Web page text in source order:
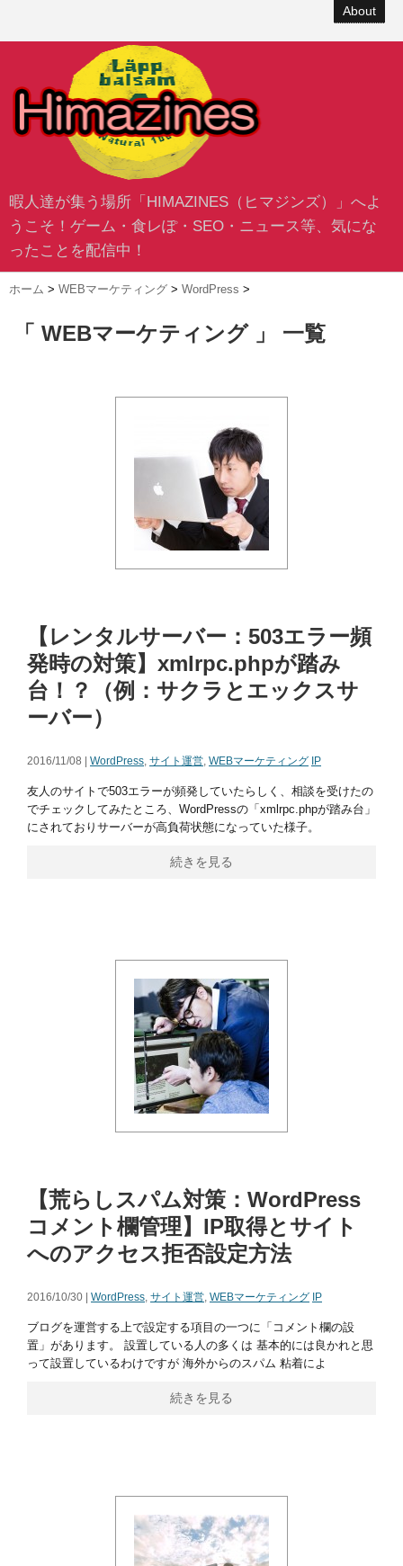
About
暇人達が集う場所「HIMAZINES（ヒマジンズ）」へよ
うこそ！ゲーム・食レぽ・SEO・ニュース等、気にな
ったことを配信中！
ホーム > WEBマーケティング > WordPress >
「 WEBマーケティング 」 一覧
【レンタルサーバー：503エラー頻
発時の対策】xmlrpc.phpが踏み
台！？（例：サクラとエックスサ
ーバー）
2016/11/08 | WordPress, サイト運営, WEBマーケティング IP
友人のサイトで503エラーが頻発していたらしく、相談を受けたの
でチェックしてみたところ、WordPressの「xmlrpc.phpが踏み台」
にされておりサーバーが高負荷状態になっていた様子。
続きを見る
【荒らしスパム対策：WordPress
コメント欄管理】IP取得とサイト
へのアクセス拒否設定方法
2016/10/30 | WordPress, サイト運営, WEBマーケティング IP
ブログを運営する上で設定する項目の一つに「コメント欄の設
置」があります。 設置している人の多くは 基本的には良かれと思
って設置しているわけですが 海外からのスパム 粘着によ
続きを見る